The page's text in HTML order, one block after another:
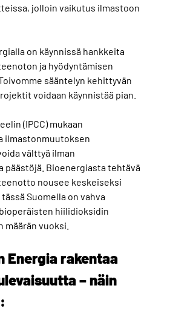
jolloin vaikutus ilmastoon
on käynnissä hankkeita
ja hyödyntämisen
sääntelyn kehittyvän
voidaan käynnistää pian.
(IPCC) mukaan
ilmastonmuutoksen
välttyä ilman
päästöjä. Bioenergiasta tehtävä
nousee keskeiseksi
Suomella on vahva
hiilidioksidin
vuoksi.
Energia rakentaa
– näin